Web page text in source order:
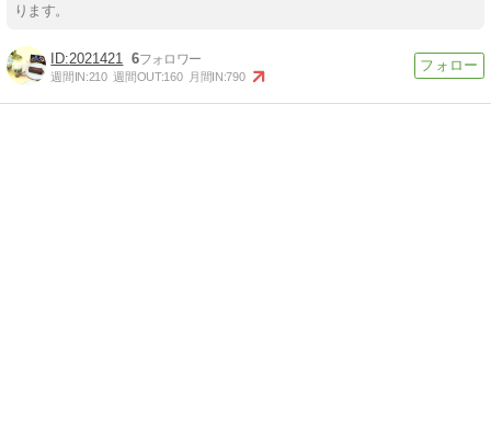
ります。
2021421 6
週間IN:210 週間OUT:160 月間IN:790